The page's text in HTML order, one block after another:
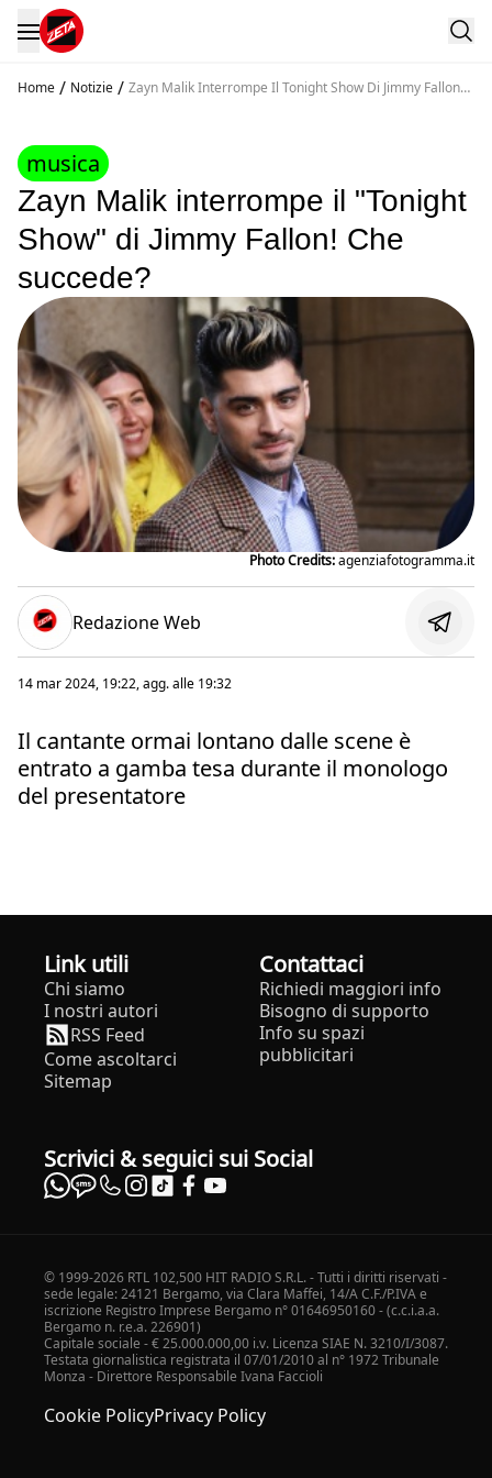
Home / Notizie / Zayn Malik Interrompe Il Tonight Show Di Jimmy Fallon
musica
Zayn Malik interrompe il "Tonight
Show" di Jimmy Fallon! Che
succede?
Photo Credits:agenziafotogramma.it
Redazione Web
14 mar 2024, 19:22, agg. alle 19:32
Il cantante ormai lontano dalle scene è
entrato a gamba tesa durante il monologo
del presentatore
Link utili
Chi siamo
I nostri autori
RSS Feed
Come ascoltarci
Sitemap
Contattaci
Richiedi maggiori info
Bisogno di supporto
Info su spazi
pubblicitari
Scrivici & seguici sui Social
© 1999-2026 RTL 102,500 HIT RADIO S.R.L. - Tutti i diritti riservati -
sede legale: 24121 Bergamo, via Clara Maffei, 14/A C.F./P.IVA e
iscrizione Registro Imprese Bergamo n° 01646950160 - (c.c.i.a.a.
Bergamo n. r.e.a. 226901)
Capitale sociale - € 25.000.000,00 i.v. Licenza SIAE N. 3210/I/3087.
Testata giornalistica registrata il 07/01/2010 al n° 1972 Tribunale
Monza - Direttore Responsabile Ivana Faccioli
Cookie PolicyPrivacy Policy